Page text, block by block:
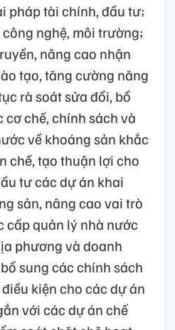
pháp tài chính, đầu tư;
nghệ, môi trường;
nâng cao nhận
tạo, tăng cường năng
rà soát sửa đổi, bổ
chế, chính sách và
về khoáng sản khắc
chế, tạo thuận lợi cho
tư các dự án khai
sản, nâng cao vai trò
cấp quản lý nhà nước
phương và doanh
sung các chính sách
kiện cho các dự án
với các dự án chế